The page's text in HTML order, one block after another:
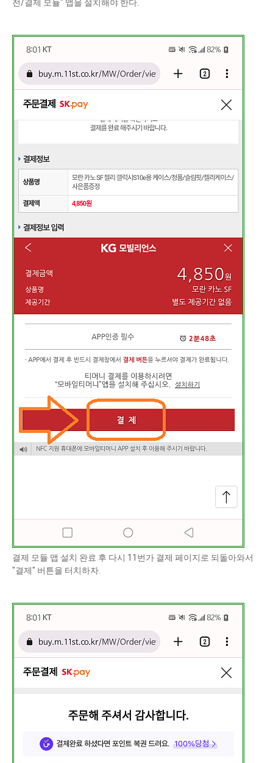
전/결제 모듈" 앱을 설치해야 한다.
결제 모듈 앱 설치 완료 후 다시 11번가 결제 페이지로 되돌아와서
"결제" 버튼을 터치하자.